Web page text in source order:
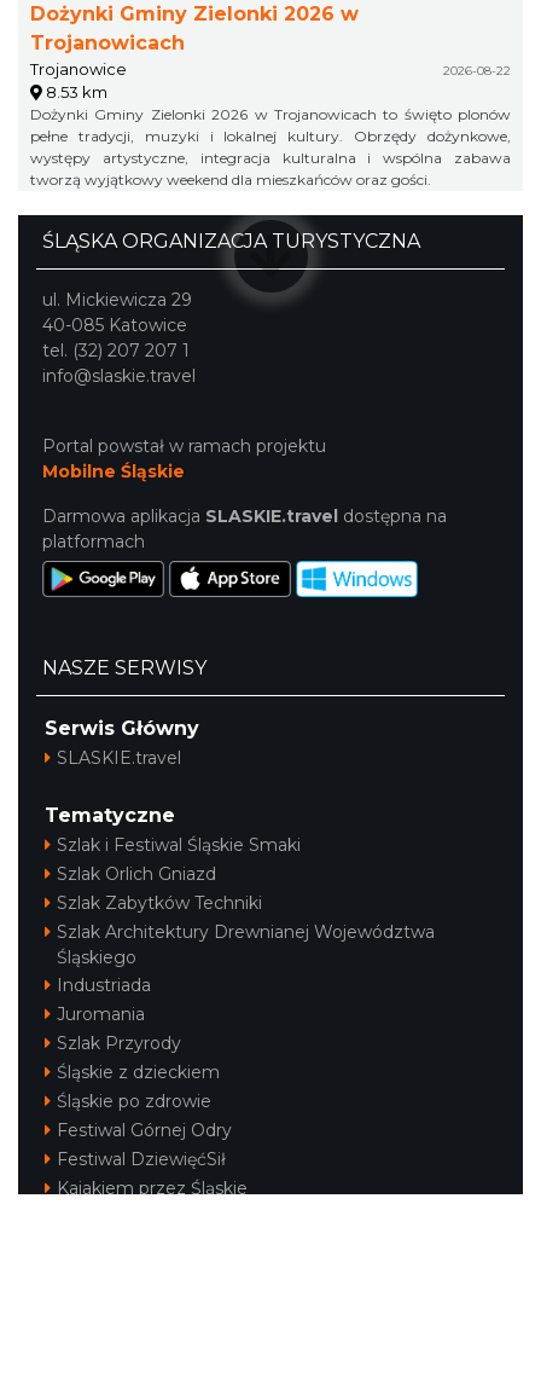
Dożynki Gminy Zielonki 2026 w
Trojanowicach
Trojanowice 2026-08-22
8.53 km
Dożynki Gminy Zielonki 2026 w Trojanowicach to święto plonów
pełne tradycji, muzyki i lokalnej kultury. Obrzędy dożynkowe,
występy artystyczne, integracja kulturalna i wspólna zabawa
tworzą wyjątkowy weekend dla mieszkańców oraz gości.
ŚLĄSKA ORGANIZACJA TURYSTYCZNA
ul. Mickiewicza 29
40-085 Katowice
tel. (32) 207 207 1
info@slaskie.travel
Portal powstał w ramach projektu
Mobilne Śląskie
Darmowa aplikacja SLASKIE.travel dostępna na
platformach
NASZE SERWISY
Serwis Główny
SLASKIE.travel
Tematyczne
Szlak i Festiwal Śląskie Smaki
Szlak Orlich Gniazd
Szlak Zabytków Techniki
Szlak Architektury Drewnianej Województwa
Śląskiego
Industriada
Juromania
Szlak Przyrody
Śląskie z dzieckiem
Śląskie po zdrowie
Festiwal Górnej Odry
Festiwal DziewięćSił
Kajakiem przez Śląskie